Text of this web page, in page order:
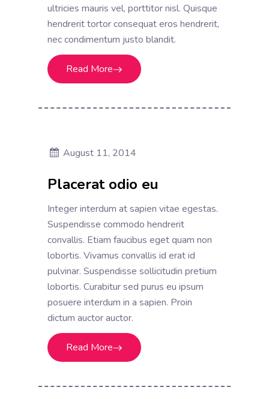
ultricies mauris vel, porttitor nisl. Quisque
hendrerit tortor consequat eros hendrerit,
nec condimentum justo blandit.
Read More
August 11, 2014
Placerat odio eu
Integer interdum at sapien vitae egestas.
Suspendisse commodo hendrerit
convallis. Etiam faucibus eget quam non
lobortis. Vivamus convallis id erat id
pulvinar. Suspendisse sollicitudin pretium
lobortis. Curabitur sed purus eu ipsum
posuere interdum in a sapien. Proin
dictum auctor auctor.
Read More